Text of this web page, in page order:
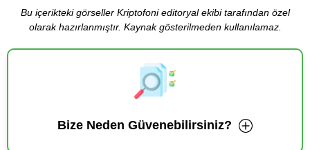
Bu içerikteki görseller Kriptofoni editoryal ekibi tarafından özel
olarak hazırlanmıştır. Kaynak gösterilmeden kullanılamaz.
Bize Neden Güvenebilirsiniz?